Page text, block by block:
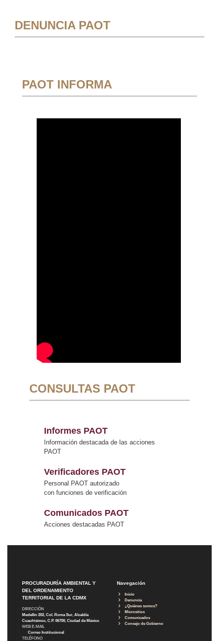
DENUNCIA PAOT
PAOT INFORMA
CONSULTAS PAOT
Informes PAOT
Información destacada de las acciones
PAOT
Verificadores PAOT
Personal PAOT autorizado
con funciones de verificación
Comunicados PAOT
Acciones destacadas PAOT
PROCURADURÍA AMBIENTAL Y
DEL ORDENAMIENTO
TERRITORIAL DE LA CDMX
DIRECCIÓN
Medellín 202, Col. Roma Sur, Alcaldía
Cuauhtémoc, C.P. 06700, Ciudad de México
WEB E-MAIL
Correo Institucional
TELÉFONO
Navegación
Inicio
Denuncia
¿Quiénes somos?
Micrositios
Comunicados
Consejo de Gobierno